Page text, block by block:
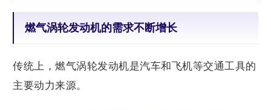
燃气涡轮发动机的需求不断增长
传统上，燃气涡轮发动机是汽车和飞机等交通工具的
主要动力来源。